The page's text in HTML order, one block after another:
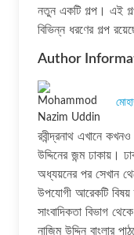
নতুন একটি গল্প। এই
বিভিন্ন ধরণের গল্প
Author
রবীন্দ্রনাথ এখানে
উদ্দিনের জন্ম ঢাকায়।
অধ্যয়নের পর সেখান
উপযোগী আরেকটি বিষয়
সাংবাদিকতা বিভাগ
নাজিম উদ্দিন বাংলার